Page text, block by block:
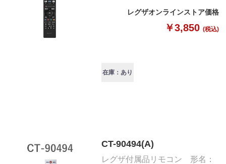
レグザオンラインストア価格
￥3,850 (税込)
在庫：あり
CT-90494(A)
レグザ付属品リモコン 形名：